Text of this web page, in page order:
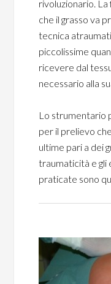
rivoluzionario. La
che il grasso va
tecnica
piccolissime
ricevere dal
necessario alla
Lo strumentario
per il prelievo
ultime pari a dei
traumaticità e gli
praticate sono